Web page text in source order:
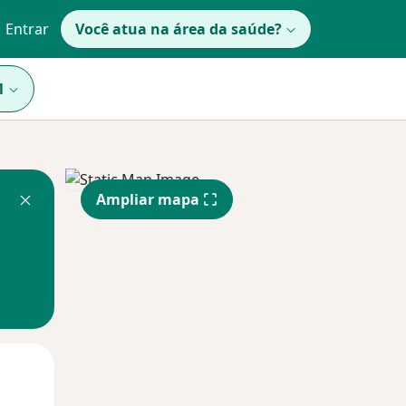
Entrar Você atua na área da saúde?
Ampliar mapa